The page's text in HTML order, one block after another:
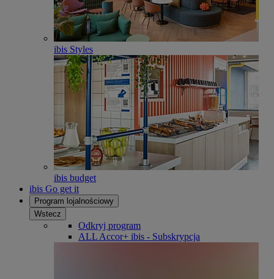
ibis Styles
ibis budget
ibis Go get it
Program lojalnościowy
Wstecz
Odkryj program
ALL Accor+ ibis - Subskrypcja